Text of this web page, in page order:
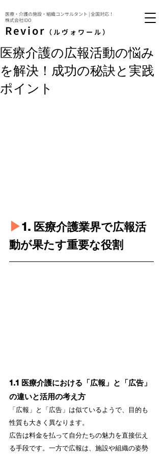
Revior （ルヴォワール）
医療・介護の施設・組織コンサルタント | 全国対応！
株式会社IDO
医療介護の広報活動の悩み
を解決！成功の秘訣と実践
ポイント
▶︎1. 医療介護業界で広報活
動が果たす重要な役割
1.1 医療介護における「広報」と「広告」
の違いと活用の考え方
「広報」と「広告」は似ているようで、目的も
性質も大きく異なります。
広告は料金を払って自分たちの魅力を直接伝え
る手段です。一方で広報は、施設や組織の姿勢